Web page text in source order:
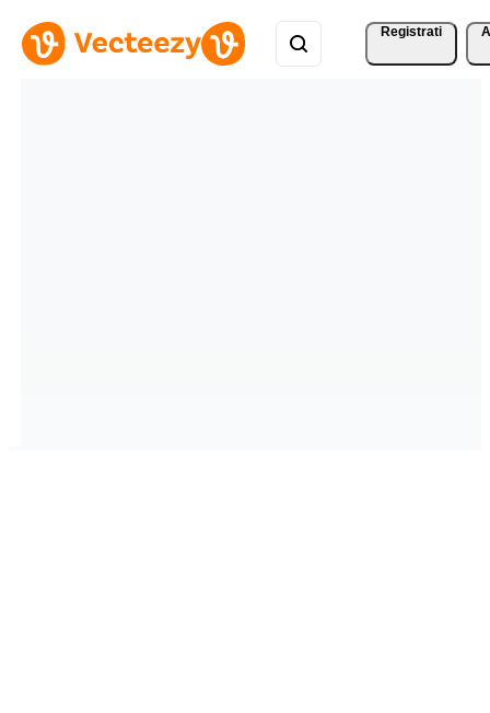
Registrati